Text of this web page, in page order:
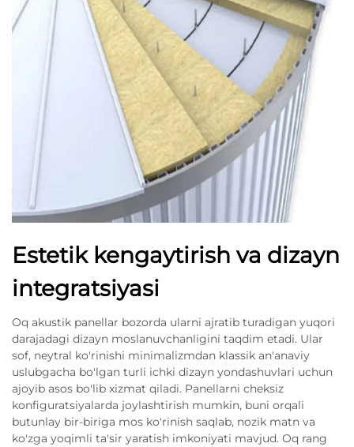
Estetik kengaytirish va dizayn
integratsiyasi
Oq akustik panellar bozorda ularni ajratib turadigan yuqori
darajadagi dizayn moslanuvchanligini taqdim etadi. Ular
sof, neytral ko'rinishi minimalizmdan klassik an'anaviy
uslubgacha bo'lgan turli ichki dizayn yondashuvlari uchun
ajoyib asos bo'lib xizmat qiladi. Panellarni cheksiz
konfiguratsiyalarda joylashtirish mumkin, buni orqali
butunlay bir-biriga mos ko'rinish saqlab, nozik matn va
ko'zga yoqimli ta'sir yaratish imkoniyati mavjud. Oq rang